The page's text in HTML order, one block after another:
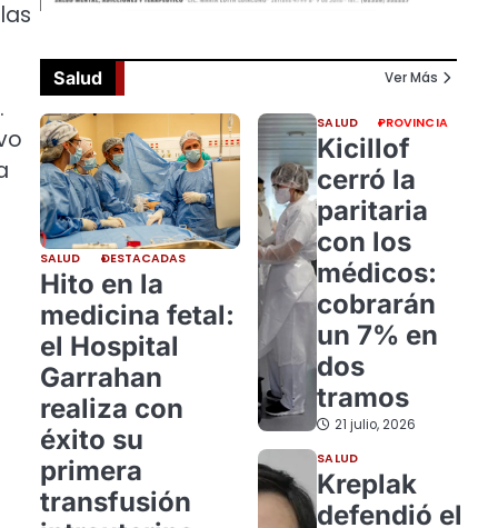
Salud Ver Más
SALUD DESTACADAS
Hito en la
medicina fetal:
el Hospital
Garrahan
realiza con
éxito su
primera
transfusión
SALUD PROVINCIA
Kicillof
cerró la
paritaria
con los
médicos:
cobrarán
un 7% en
dos
tramos
21 julio, 2026
SALUD
Kreplak
defendió el